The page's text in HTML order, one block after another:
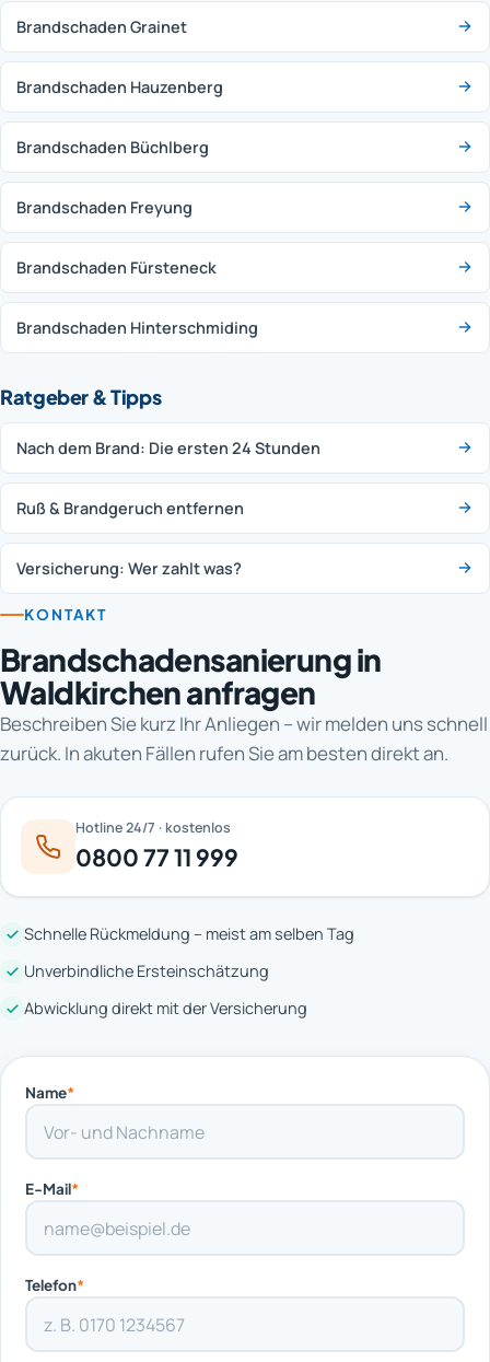
Brandschaden Grainet
Brandschaden Hauzenberg
Brandschaden Büchlberg
Brandschaden Freyung
Brandschaden Fürsteneck
Brandschaden Hinterschmiding
Ratgeber & Tipps
Nach dem Brand: Die ersten 24 Stunden
Ruß & Brandgeruch entfernen
Versicherung: Wer zahlt was?
KONTAKT
Brandschadensanierung in
Waldkirchen anfragen
Beschreiben Sie kurz Ihr Anliegen – wir melden uns schnell
zurück. In akuten Fällen rufen Sie am besten direkt an.
Hotline 24/7 · kostenlos
0800 77 11 999
Schnelle Rückmeldung – meist am selben Tag
Unverbindliche Ersteinschätzung
Abwicklung direkt mit der Versicherung
Name*
E-Mail*
Telefon*